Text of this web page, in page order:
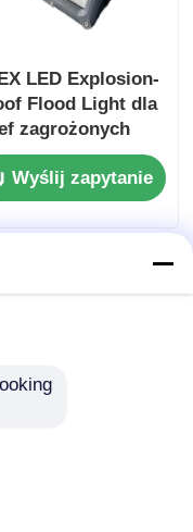
LED Explosion-
Flood Light dla
zagrożonych
1 i 2
Wyślij zapytanie